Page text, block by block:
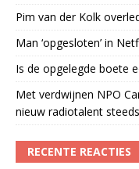
Pim van der Kolk
Man ‘opgesloten’ in
Is de opgelegde boete
Met verdwijnen NPO
nieuw radiotalent
RECENTE REACTIES